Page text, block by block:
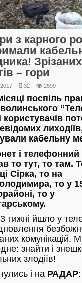
з карного
Зрізаних
– гори
32 2599
поспіль
користувачів
кабельну
і телефонний
то тут, то там.
Сірка, то на
то у
то у
тижні йшло у
комунікацій.
знайти і
злодіїв!
і на РАДАР: